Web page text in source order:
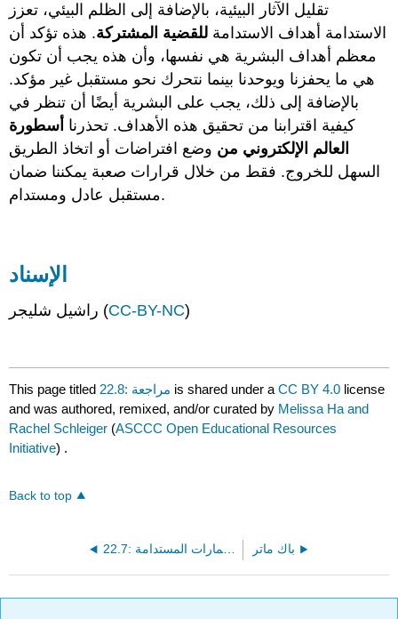
تقليل الآثار البيئية، بالإضافة إلى الظلم البيئي، تعزز
الاستدامة أهداف الاستدامة للقضية المشتركة. هذه تؤكد أن
معظم أهداف البشرية هي نفسها، وأن هذه يجب أن تكون
هي ما يحفزنا ويوحدنا بينما نتحرك نحو مستقبل غير مؤكد.
بالإضافة إلى ذلك، يجب على البشرية أيضًا أن تنظر في
كيفية اقترابنا من تحقيق هذه الأهداف. تحذرنا أسطورة
العالم الإلكتروني من وضع افتراضات أو اتخاذ الطريق
السهل للخروج. فقط من خلال قرارات صعبة يمكننا ضمان
مستقبل عادل ومستدام.
الإسناد
راشيل شليجر (CC-BY-NC)
This page titled 22.8: مراجعة is shared under aCC BY 4.0 license
and was authored, remixed, and/or curated by Melissa Ha and
Rachel Schleiger (ASCCC Open Educational Resources
Initiative) .
Back to top
22.7: الغوص في البيانات - الاستثمارات المستدامة باك ماتر